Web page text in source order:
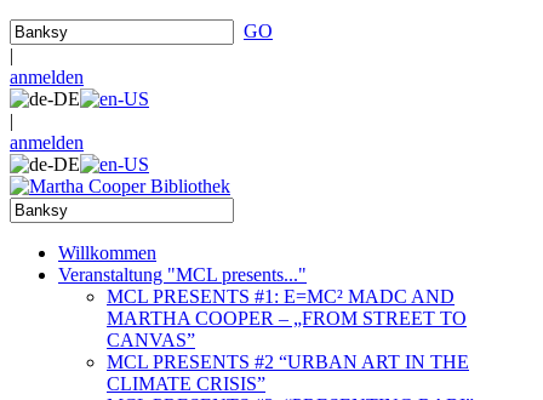
GO
|
anmelden
|
anmelden
Willkommen
Veranstaltung "MCL presents..."
MCL PRESENTS #1: E=MC² MADC AND
MARTHA COOPER – „FROM STREET TO
CANVAS”
MCL PRESENTS #2 “URBAN ART IN THE
CLIMATE CRISIS”